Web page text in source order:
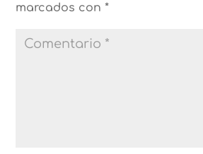
marcados con*